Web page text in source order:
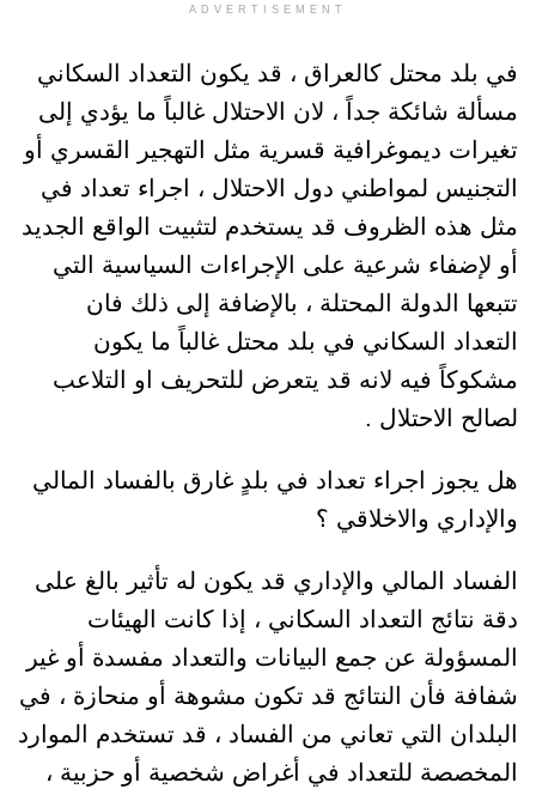
ADVERTISEMENT
في بلد محتل كالعراق ، قد يكون التعداد السكاني
مسألة شائكة جداً ، لان الاحتلال غالباً ما يؤدي إلى
تغيرات ديموغرافية قسرية مثل التهجير القسري أو
التجنيس لمواطني دول الاحتلال ، اجراء تعداد في
مثل هذه الظروف قد يستخدم لتثبيت الواقع الجديد
أو لإضفاء شرعية على الإجراءات السياسية التي
تتبعها الدولة المحتلة ، بالإضافة إلى ذلك فان
التعداد السكاني في بلد محتل غالباً ما يكون
مشكوكاً فيه لانه قد يتعرض للتحريف او التلاعب
لصالح الاحتلال .
هل يجوز اجراء تعداد في بلدٍ غارق بالفساد المالي
والإداري والاخلاقي ؟
الفساد المالي والإداري قد يكون له تأثير بالغ على
دقة نتائج التعداد السكاني ، إذا كانت الهيئات
المسؤولة عن جمع البيانات والتعداد مفسدة أو غير
شفافة فأن النتائج قد تكون مشوهة أو منحازة ، في
البلدان التي تعاني من الفساد ، قد تستخدم الموارد
المخصصة للتعداد في أغراض شخصية أو حزبية ،